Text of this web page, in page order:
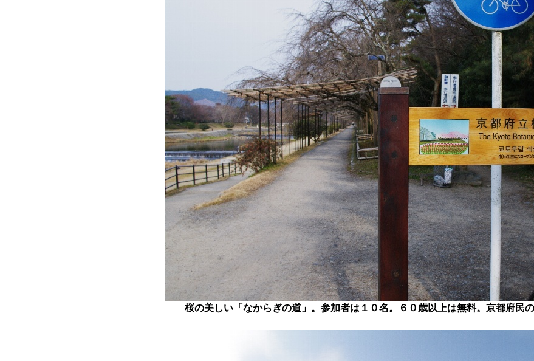
桜の美しい「なからぎの道」。参加者は１０名。６０歳以上は無料。京都府民